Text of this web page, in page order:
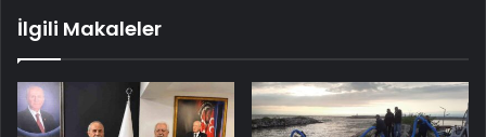
İlgili Makaleler